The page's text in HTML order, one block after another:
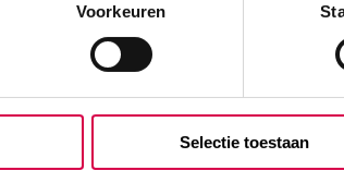
Voorkeuren
Selectie toestaan
lancetten (200)
steriel
Microlet
gekleurd
ASCENSIA